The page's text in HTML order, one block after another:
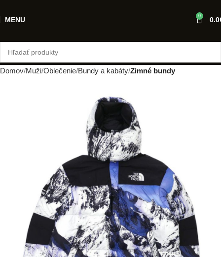
MENU 0 0.0
Domov Muži Oblečenie Bundy a kabáty Zimné bundy